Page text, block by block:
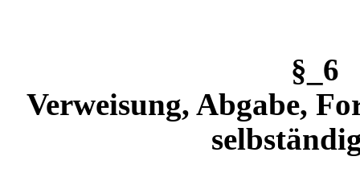
§_6
Verweisung, Abgabe,